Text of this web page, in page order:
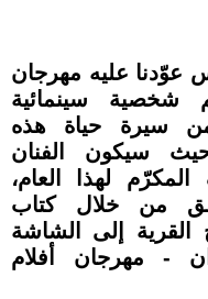
عوّدنا عليه مهرجان
شخصية سينمائية
سيرة حياة هذه
سيكون الفنان
لهذا العام،
من خلال كتاب
إلى الشاشة
- مهرجان أفلام